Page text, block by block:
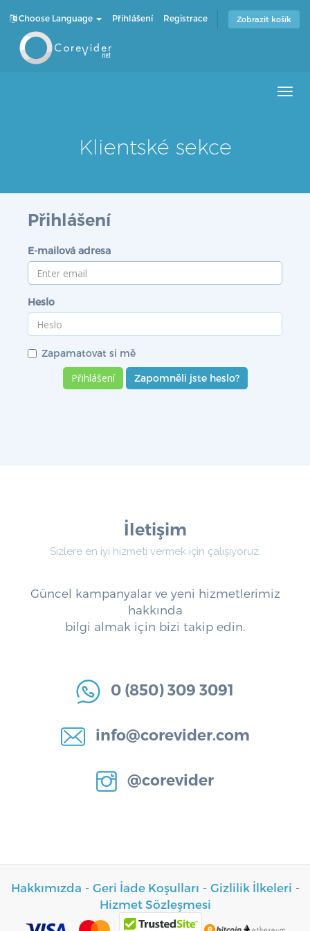
Choose Language Přihlášení Registrace Zobrazit košík
Klientské sekce
Přihlášení
E-mailová adresa
Heslo
Zapamatovat si mě
Zapomněli jste heslo?
İletişim
Sizlere en iyi hizmeti vermek için çalışıyoruz.
Güncel kampanyalar ve yeni hizmetlerimiz
hakkında
bilgi almak için bizi takip edin.
0 (850) 309 3091
info@corevider.com
@corevider
Hakkımızda - Geri İade Koşulları - Gizlilik İlkeleri -
Hizmet Sözleşmesi